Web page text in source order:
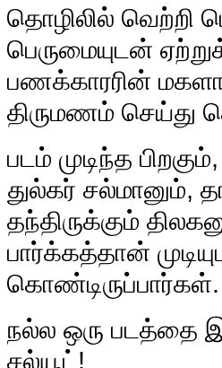
தொழிலில் வெற்றி
பெருமையுடன்
பணக்காரரின்
திருமணம் செய்து
படம் முடிந்த
துல்கர் சல்மானும்,
தந்திருக்கும்
பார்க்கத்தான்
கொண்டிருப்பார்கள்.
நல்ல ஒரு படத்தை
சல்யூட்!